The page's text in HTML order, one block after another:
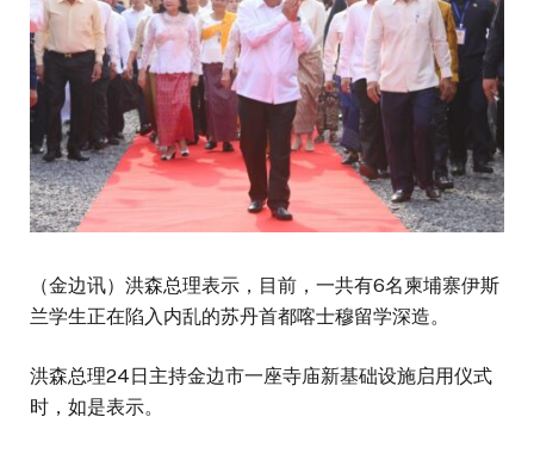
（金边讯）洪森总理表示，目前，一共有6名柬埔寨伊斯
兰学生正在陷入内乱的苏丹首都喀士穆留学深造。
洪森总理24日主持金边市一座寺庙新基础设施启用仪式
时，如是表示。